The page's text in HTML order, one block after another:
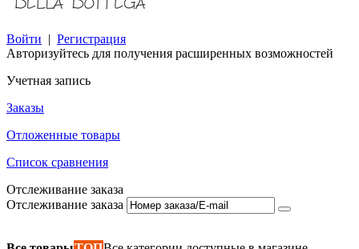
Войти | Регистрация
Авторизуйтесь для получения расширенных возможностей
Учетная запись
Заказы
Отложенные товары
Список сравнения
Отслеживание заказа
Отслеживание заказа